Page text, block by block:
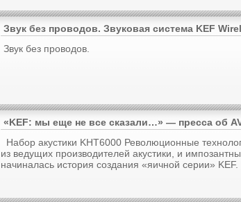
Звук без проводов. Звуковая система KEF
Звук без проводов.
«KEF: мы еще не все сказали…» — пресса об
Набор акустики KHT6000 Революционные
из ведущих производителей акустики, и
начиналась история создания «яичной серии» KEF.